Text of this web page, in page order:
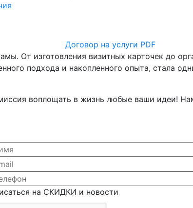
Договор на услуги PDF
От изготовления визитных карточек до
подхода и накопленного опыта, стала
воплощать в жизнь любые ваши идеи!
на СКИДКИ и новости